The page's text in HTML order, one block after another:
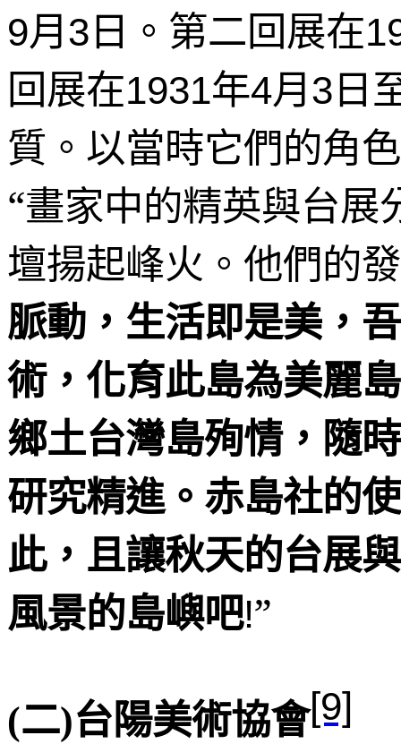
9月3日 。第二回展在
回展在1931年4月3日
質。以當時它們的角
“畫家中的精英與台
壇揚起峰火。他們的
脈動，生活即是美，
術，化育此島為美麗
鄉土台灣島殉情，隨
研究精進。赤島社的
此，且讓秋天的台展
風景的島嶼吧!”
(二)台陽美術協會[9]